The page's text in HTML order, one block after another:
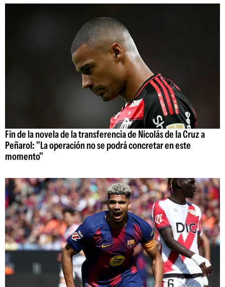
Fin de la novela de la transferencia de Nicolás de la Cruz a
Peñarol: "La operación no se podrá concretar en este
momento"